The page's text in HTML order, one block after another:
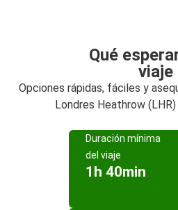
Qué
viaje
Opciones rápidas, fáciles y
Londres Heathrow
Duración mínima
del viaje
1h 40min